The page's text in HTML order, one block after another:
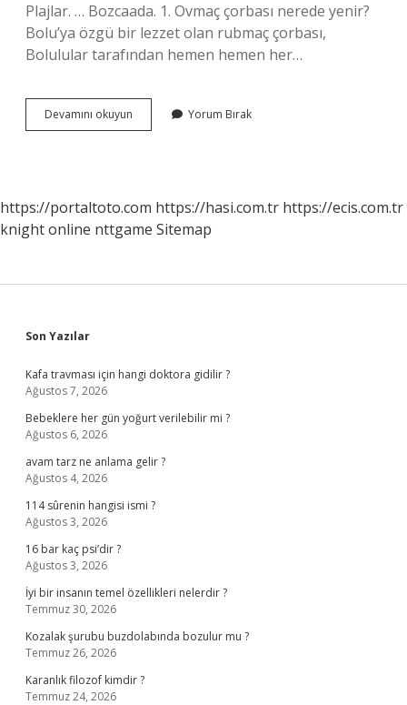
Plajlar. … Bozcaada. 1. Ovmaç çorbası nerede yenir?
Bolu’ya özgü bir lezzet olan rubmaç çorbası,
Bolulular tarafından hemen hemen her…
Devamını okuyun Çanakkale
Ne
Yorum Bırak
https://portaltoto.com https://hasi.com.tr https://ecis.com.tr
knight online nttgame Sitemap
Sidebar
Son Yazılar
Kafa travması için hangi doktora gidilir ?
Ağustos 7, 2026
Bebeklere her gün yoğurt verilebilir mi ?
Ağustos 6, 2026
avam tarz ne anlama gelir ?
Ağustos 4, 2026
114 sûrenin hangisi ismi ?
Ağustos 3, 2026
16 bar kaç psi’dir ?
Ağustos 3, 2026
İyi bir insanın temel özellikleri nelerdir ?
Temmuz 30, 2026
Kozalak şurubu buzdolabında bozulur mu ?
Temmuz 26, 2026
Karanlık filozof kimdir ?
Temmuz 24, 2026